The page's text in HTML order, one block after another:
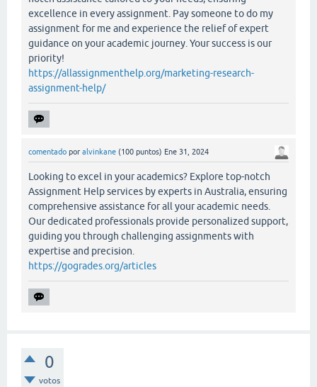
excellence in every assignment. Pay someone to do my
assignment for me and experience the relief of expert
guidance on your academic journey. Your success is our
priority!
https://allassignmenthelp.org/marketing-research-
assignment-help/
comentado por alvinkane (100 puntos) Ene 31, 2024
Looking to excel in your academics? Explore top-notch
Assignment Help services by experts in Australia, ensuring
comprehensive assistance for all your academic needs.
Our dedicated professionals provide personalized support,
guiding you through challenging assignments with
expertise and precision.
https://gogrades.org/articles
0
votos